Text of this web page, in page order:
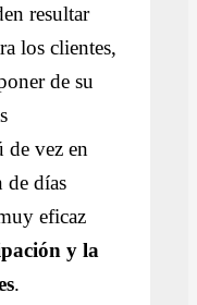
resultar
los clientes,
de su
de vez en
de días
eficaz
y la
.